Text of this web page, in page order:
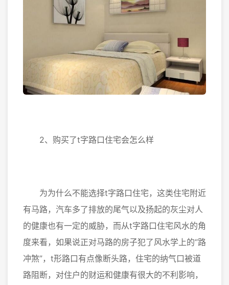
2、购买了t字路口住宅会怎么样
为为什么不能选择t字路口住宅，这类住宅附近
有马路，汽车多了排放的尾气以及扬起的灰尘对人
的健康也有一定的威胁，而从t字路口住宅风水的角
度来看，如果说正对马路的房子犯了风水学上的“路
冲煞”，t形路口有点像断头路，住宅的纳气口被道
路阻断，对住户的财运和健康有很大的不利影响，